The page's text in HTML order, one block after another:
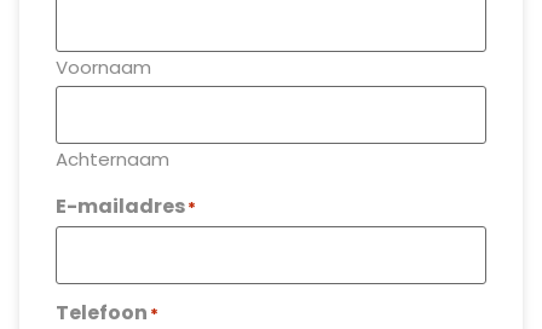
Voornaam
Achternaam
E-mailadres*
Telefoon *